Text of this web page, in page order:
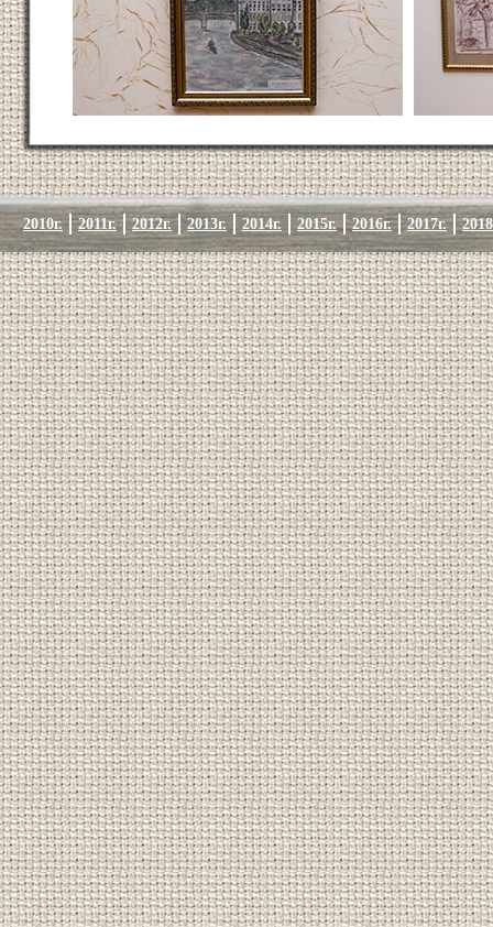
2010г. 2011г. 2012г. 2013г. 2014г. 2015г. 2016г. 2017г.